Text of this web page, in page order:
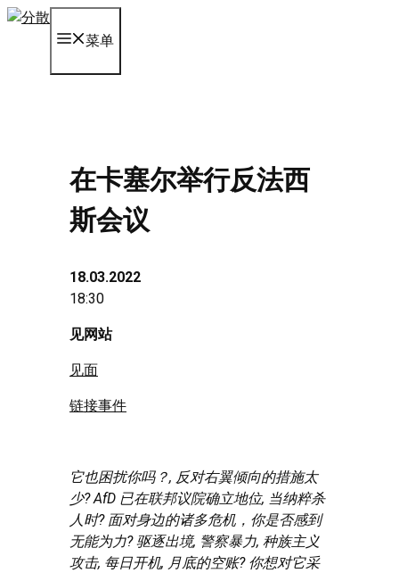
Skip
菜单
在卡塞尔举行反法西
斯会议
18.03.2022
18:30
见网站
见面
链接事件
它也困扰你吗？, 反对右翼倾向的措施太
少? AfD 已在联邦议院确立地位, 当纳粹杀
人时? 面对身边的诸多危机，你是否感到
无能为力? 驱逐出境, 警察暴力, 种族主义
攻击, 每日开机, 月底的空账? 你想对它采